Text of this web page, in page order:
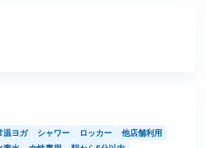
温ヨガ シャワー ロッカー
他店舗利用